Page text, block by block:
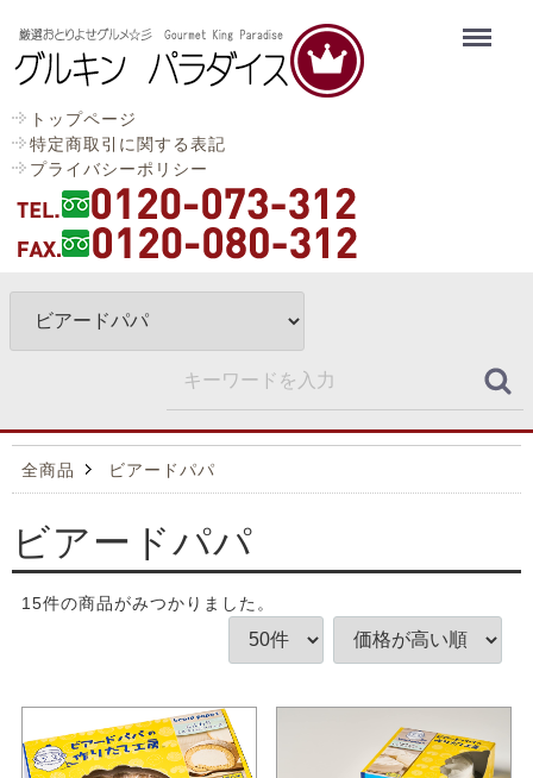
トップページ
特定商取引に関する表記
プライバシーポリシー
全商品 ビアードパパ
ビアードパパ
15件の商品がみつかりました。